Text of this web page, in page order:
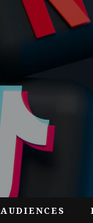
AUDIENCES